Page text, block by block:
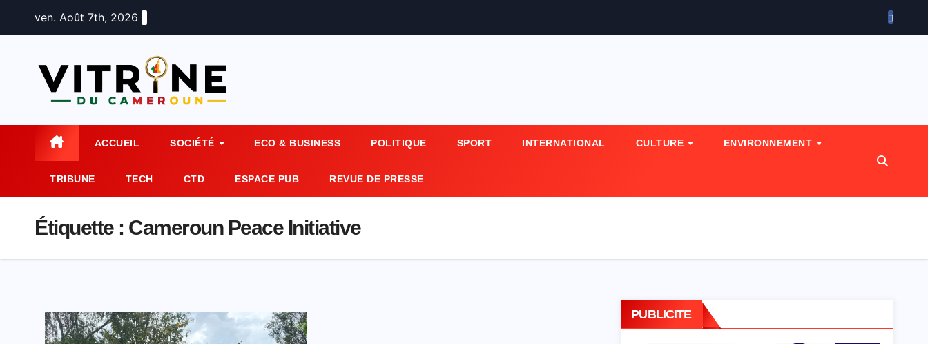
ven. Août 7th, 2026
ACCUEIL SOCIÉTÉ ECO & BUSINESS POLITIQUE SPORT INTERNATIONAL CULTURE ENVIRONNEMENT
TRIBUNE TECH CTD ESPACE PUB REVUE DE PRESSE
Étiquette : Cameroun Peace Initiative
PUBLICITE